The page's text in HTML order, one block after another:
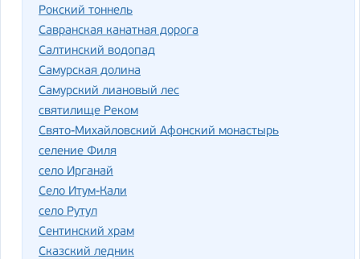
Рокский тоннель
Савранская канатная дорога
Салтинский водопад
Самурская долина
Самурский лиановый лес
святилище Реком
Свято-Михайловский Афонский монастырь
селение Филя
село Ирганай
Село Итум-Кали
село Рутул
Сентинский храм
Сказский ледник